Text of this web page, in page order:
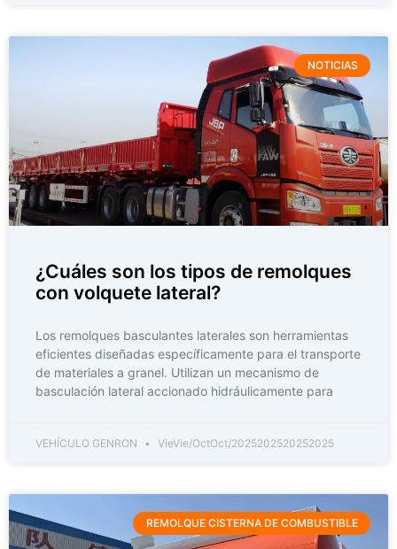
NOTICIAS
¿Cuáles son los tipos de remolques
con volquete lateral?
Los remolques basculantes laterales son herramientas
eficientes diseñadas específicamente para el transporte
de materiales a granel. Utilizan un mecanismo de
basculación lateral accionado hidráulicamente para
VEHÍCULO GENRON VieVie/OctOct/2025202520252025
REMOLQUE CISTERNA DE COMBUSTIBLE